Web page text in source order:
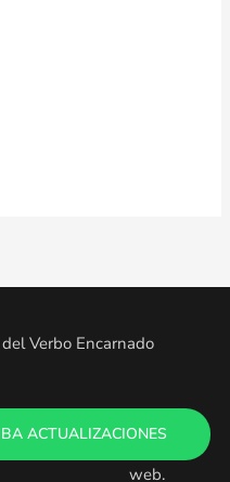
ACTUALIZACIONES
Verbo Encarnado
Todo el contenido es
de este sitio
web.